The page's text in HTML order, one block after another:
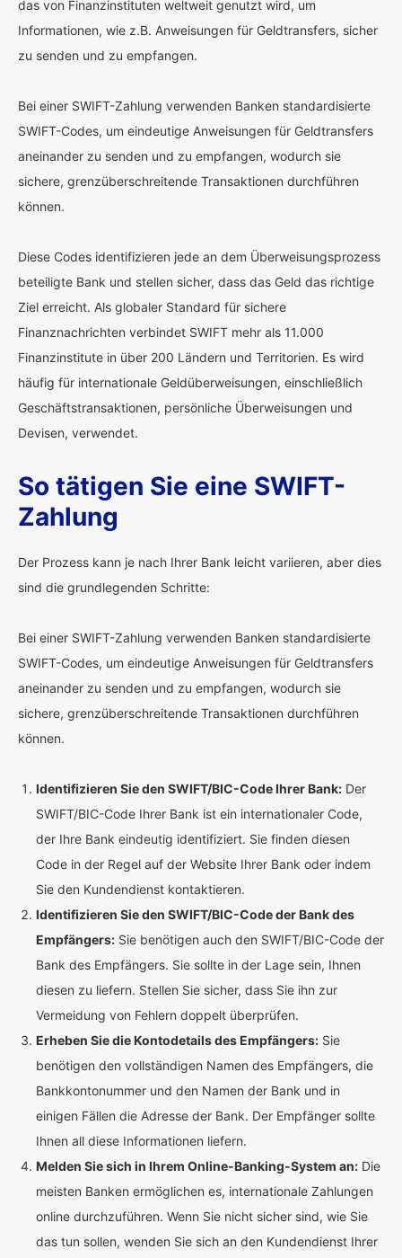
das von Finanzinstituten weltweit genutzt wird, um
Informationen, wie z.B. Anweisungen für Geldtransfers, sicher
zu senden und zu empfangen.
Bei einer SWIFT-Zahlung verwenden Banken standardisierte
SWIFT-Codes, um eindeutige Anweisungen für Geldtransfers
aneinander zu senden und zu empfangen, wodurch sie
sichere, grenzüberschreitende Transaktionen durchführen
können.
Diese Codes identifizieren jede an dem Überweisungsprozess
beteiligte Bank und stellen sicher, dass das Geld das richtige
Ziel erreicht. Als globaler Standard für sichere
Finanznachrichten verbindet SWIFT mehr als 11.000
Finanzinstitute in über 200 Ländern und Territorien. Es wird
häufig für internationale Geldüberweisungen, einschließlich
Geschäftstransaktionen, persönliche Überweisungen und
Devisen, verwendet.
So tätigen Sie eine SWIFT-
Zahlung
Der Prozess kann je nach Ihrer Bank leicht variieren, aber dies
sind die grundlegenden Schritte:
Bei einer SWIFT-Zahlung verwenden Banken standardisierte
SWIFT-Codes, um eindeutige Anweisungen für Geldtransfers
aneinander zu senden und zu empfangen, wodurch sie
sichere, grenzüberschreitende Transaktionen durchführen
können.
Identifizieren Sie den SWIFT/BIC-Code Ihrer Bank: Der
SWIFT/BIC-Code Ihrer Bank ist ein internationaler Code,
der Ihre Bank eindeutig identifiziert. Sie finden diesen
Code in der Regel auf der Website Ihrer Bank oder indem
Sie den Kundendienst kontaktieren.
Identifizieren Sie den SWIFT/BIC-Code der Bank des
Empfängers: Sie benötigen auch den SWIFT/BIC-Code der
Bank des Empfängers. Sie sollte in der Lage sein, Ihnen
diesen zu liefern. Stellen Sie sicher, dass Sie ihn zur
Vermeidung von Fehlern doppelt überprüfen.
Erheben Sie die Kontodetails des Empfängers: Sie
benötigen den vollständigen Namen des Empfängers, die
Bankkontonummer und den Namen der Bank und in
einigen Fällen die Adresse der Bank. Der Empfänger sollte
Ihnen all diese Informationen liefern.
Melden Sie sich in Ihrem Online-Banking-System an: Die
meisten Banken ermöglichen es, internationale Zahlungen
online durchzuführen. Wenn Sie nicht sicher sind, wie Sie
das tun sollen, wenden Sie sich an den Kundendienst Ihrer